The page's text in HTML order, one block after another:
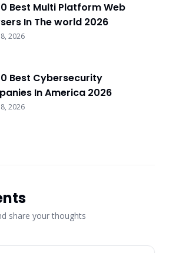
Best Multi Platform Web
In The world 2026
2026
Best Cybersecurity
In America 2026
2026
share your thoughts